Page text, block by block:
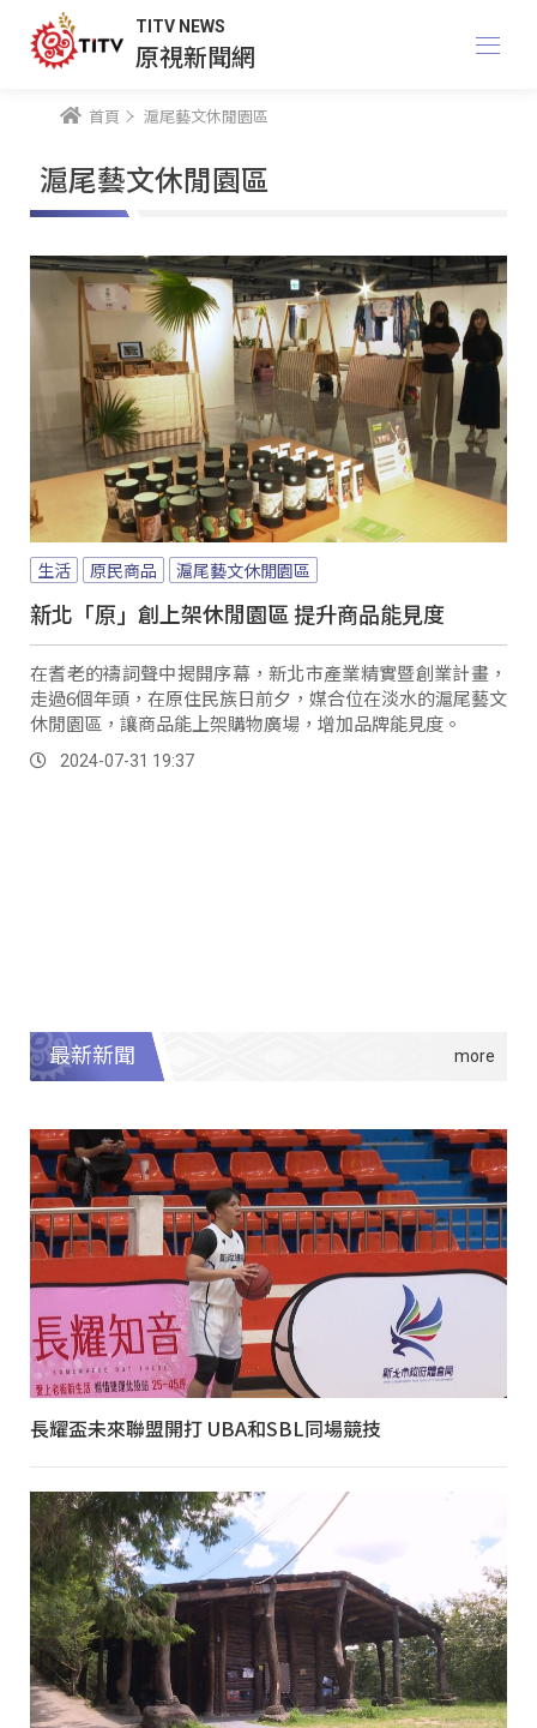
TITV NEWS
原視新聞網
首頁 滬尾藝文休閒園區
滬尾藝文休閒園區
生活 原民商品 滬尾藝文休閒園區
新北「原」創上架休閒園區 提升商品能見度
在耆老的禱詞聲中揭開序幕，新北市產業精實暨創業計畫，
走過6個年頭，在原住民族日前夕，媒合位在淡水的滬尾藝文
休閒園區，讓商品能上架購物廣場，增加品牌能見度。
2024-07-31 19:37
最新新聞
長耀盃未來聯盟開打 UBA和SBL同場競技